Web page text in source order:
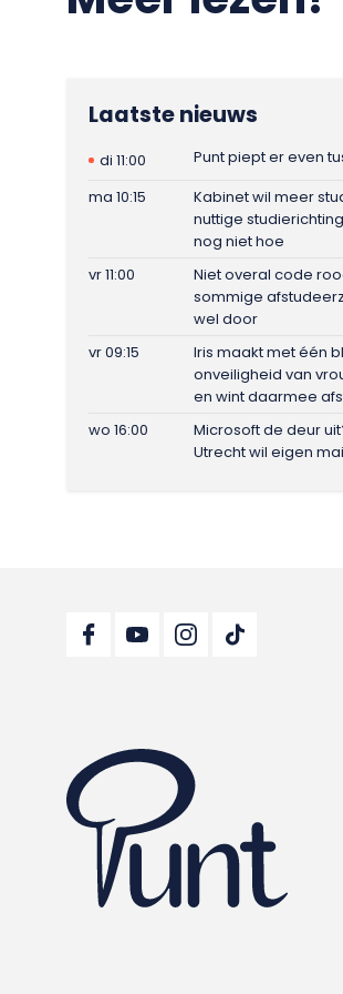
Laatste nieuws
di 11:00
Punt piept er even
ma 10:15
Kabinet wil meer
nuttige
nog niet hoe
vr 11:00
Niet overal code
sommige
wel door
vr 09:15
Iris maakt met één
onveiligheid van
en wint daarmee
wo 16:00
Microsoft de deur
Utrecht wil eigen